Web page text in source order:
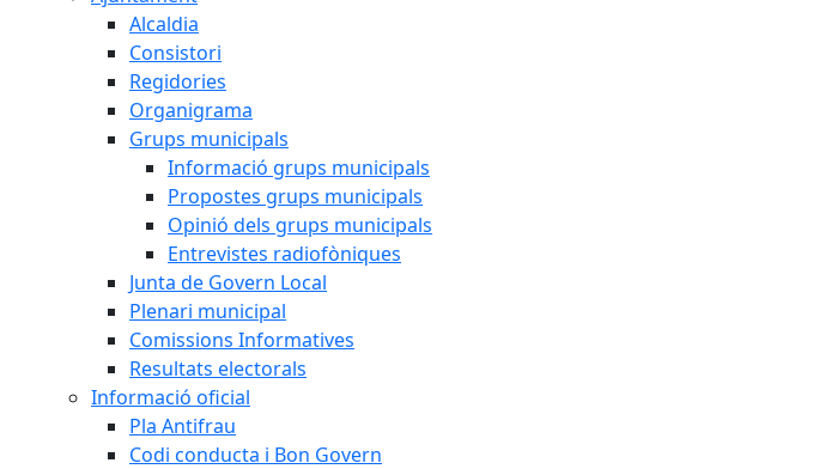
Alcaldia
Consistori
Regidories
Organigrama
Grups municipals
Informació grups municipals
Propostes grups municipals
Opinió dels grups municipals
Entrevistes radiofòniques
Junta de Govern Local
Plenari municipal
Comissions Informatives
Resultats electorals
Informació oficial
Pla Antifrau
Codi conducta i Bon Govern